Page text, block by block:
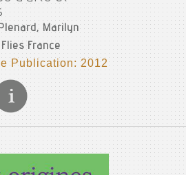
Marilyn
Flies France
Publication: 2012